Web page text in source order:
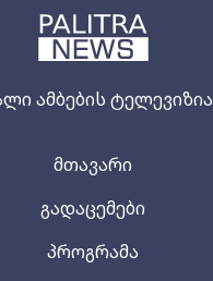
ამბების ტელევიზია
მთავარი
გადაცემები
პროგრამა